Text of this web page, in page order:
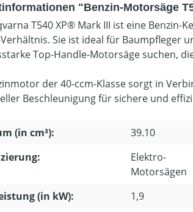
"Benzin-Motorsäge
T540 XP® Mark III ist eine
Sie ist ideal für Baumpfleger
Top-Handle-Motorsäge suchen,
der 40-ccm-Klasse sorgt in
Beschleunigung für sichere und
(in cm³):
39.10
Elektro-
Motorsägen
(in kW):
1,9